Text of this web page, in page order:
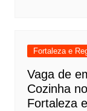
Fortaleza e
Vaga de
Cozinha
Fortaleza